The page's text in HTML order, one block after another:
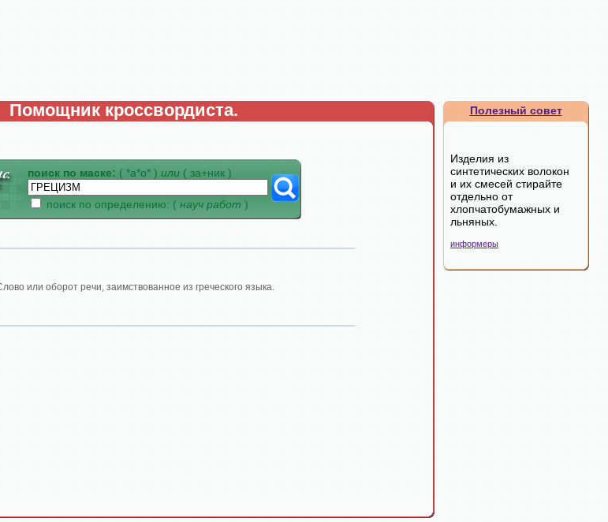
Помощник кроссвордиста.
поиск по маске: ( *а*о* ) или ( за+ник )
поиск по определению: ( науч работ )
или оборот речи, заимствованное из греческого языка.
Полезный совет
Изделия из
синтетических волокон
и их смесей стирайте
отдельно от
хлопчатобумажных и
льняных.
информеры